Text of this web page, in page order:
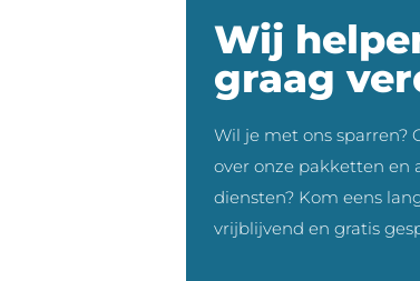
Wij
graag
Wil je met ons sparren?
over onze pakketten en
diensten? Kom eens
vrijblijvend en gratis